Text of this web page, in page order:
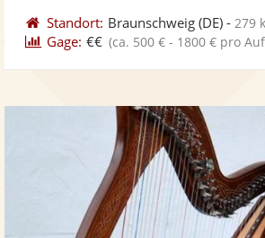
Standort: Braunschweig (DE) - 279
Gage: €€ (ca. 500 € - 1800 € pro